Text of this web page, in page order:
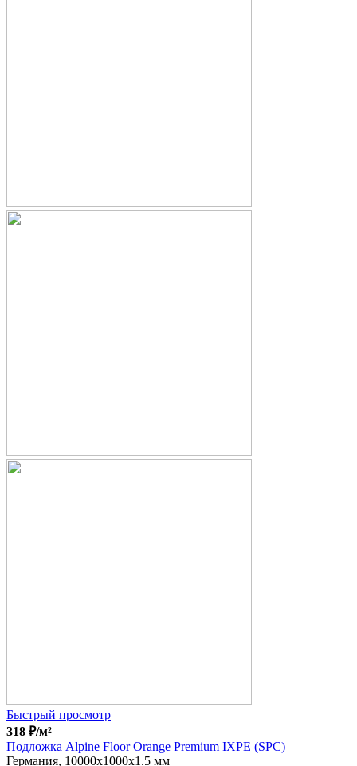
Быстрый просмотр
318 ₽/м²
Подложка Alpine Floor Orange Premium IXPE (SPC)
Германия, 10000x1000x1.5 мм